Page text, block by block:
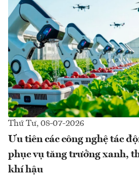
Thứ Tư, 08-07-2026
Ưu tiên các công nghệ tác
phục vụ tăng trưởng xanh,
khí hậu